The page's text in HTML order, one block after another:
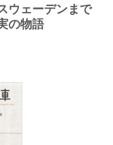
ウェーデンまで
の物語